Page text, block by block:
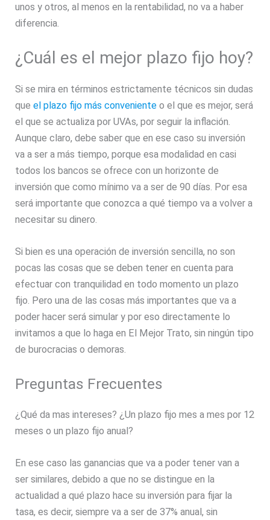
unos y otros, al menos en la rentabilidad, no va a haber
diferencia.
¿Cuál es el mejor plazo fijo hoy?
Si se mira en términos estrictamente técnicos sin dudas
queel plazo fijo más conveniente o el que es mejor, será
el que se actualiza por UVAs, por seguir la inflación.
Aunque claro, debe saber que en ese caso su inversión
va a ser a más tiempo, porque esa modalidad en casi
todos los bancos se ofrece con un horizonte de
inversión que como mínimo va a ser de 90 días. Por esa
será importante que conozca a qué tiempo va a volver a
necesitar su dinero.
Si bien es una operación de inversión sencilla, no son
pocas las cosas que se deben tener en cuenta para
efectuar con tranquilidad en todo momento un plazo
fijo. Pero una de las cosas más importantes que va a
poder hacer será simular y por eso directamente lo
invitamos a que lo haga en El Mejor Trato, sin ningún tipo
de burocracias o demoras.
Preguntas Frecuentes
¿Qué da mas intereses? ¿Un plazo fijo mes a mes por 12
meses o un plazo fijo anual?
En ese caso las ganancias que va a poder tener van a
ser similares, debido a que no se distingue en la
actualidad a qué plazo hace su inversión para fijar la
tasa, es decir, siempre va a ser de 37% anual, sin